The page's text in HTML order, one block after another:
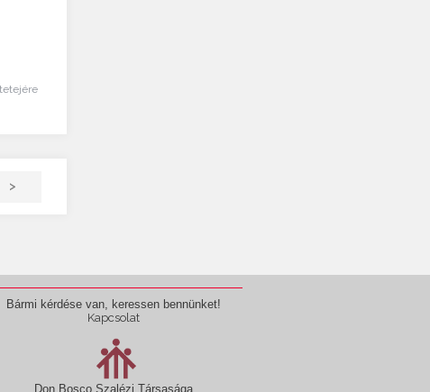
>
Bármi kérdése van, keressen bennünket!
Kapcsolat
Don Bosco Szalézi Társasága